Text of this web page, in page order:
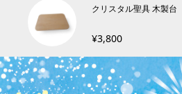
クリスタル聖具 木製台
¥3,800